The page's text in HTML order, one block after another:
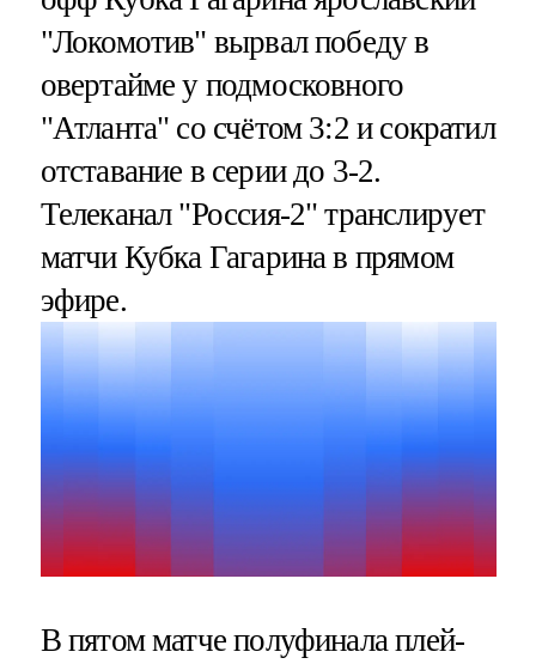
"Локомотив" вырвал победу в
овертайме у подмосковного
"Атланта" со счётом 3:2 и сократил
отставание в серии до 3-2.
Телеканал "Россия-2" транслирует
матчи Кубка Гагарина в прямом
эфире.
В пятом матче полуфинала плей-